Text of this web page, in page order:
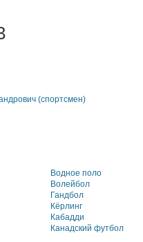
(спортсмен)
Водное поло
Волейбол
Гандбол
Кёрлинг
Кабадди
Канадский футбол